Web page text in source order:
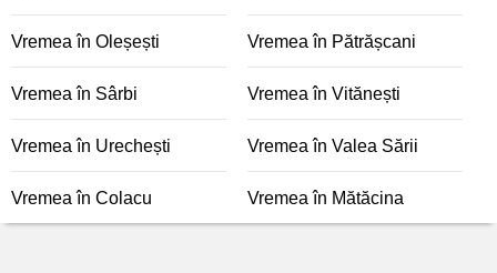
Vremea în Oleșești Vremea în Pătrășcani
Vremea în Sârbi Vremea în Vitănești
Vremea în Urechești Vremea în Valea Sării
Vremea în Colacu Vremea în Mătăcina